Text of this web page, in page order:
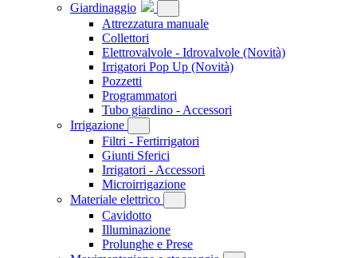
Giardinaggio
Attrezzatura manuale
Collettori
Elettrovalvole - Idrovalvole (Novità)
Irrigatori Pop Up (Novità)
Pozzetti
Programmatori
Tubo giardino - Accessori
Irrigazione
Filtri - Fertirrigatori
Giunti Sferici
Irrigatori - Accessori
Microirrigazione
Materiale elettrico
Cavidotto
Illuminazione
Prolunghe e Prese